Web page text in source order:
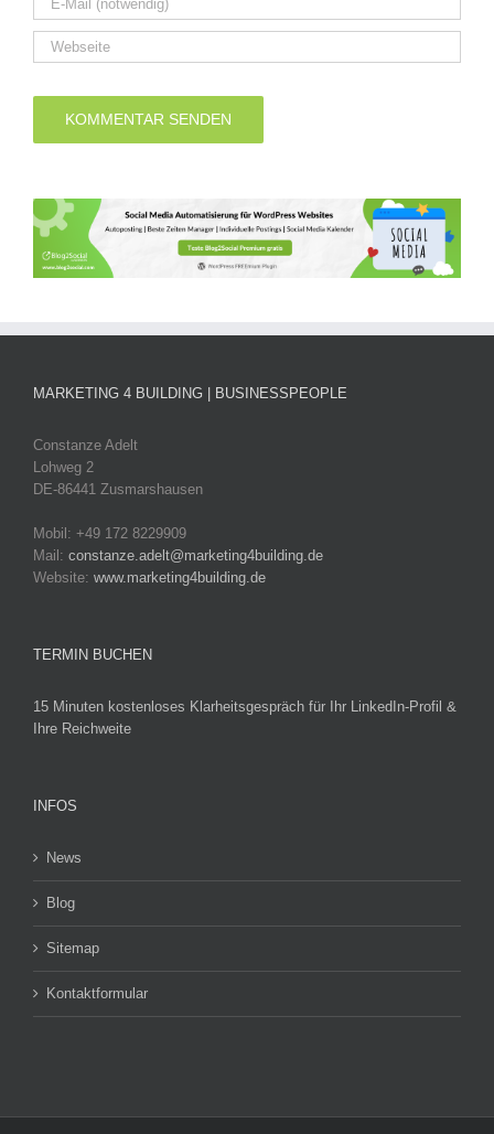
MARKETING 4 BUILDING | BUSINESSPEOPLE
Constanze Adelt
Lohweg 2
DE-86441 Zusmarshausen
Mobil: +49 172 8229909
Mail: constanze.adelt@marketing4building.de
Website: www.marketing4building.de
TERMIN BUCHEN
15 Minuten kostenloses Klarheitsgespräch für Ihr LinkedIn-Profil &
Ihre Reichweite
INFOS
News
Blog
Sitemap
Kontaktformular